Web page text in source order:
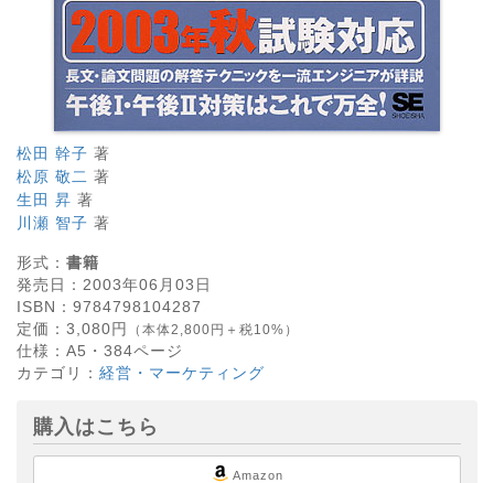
松田 幹子 著
松原 敬二 著
生田 昇 著
川瀬 智子 著
形式： 書籍
発売日： 2003年06月03日
ISBN： 9784798104287
定価： 3,080円 （本体2,800円＋税10%）
仕様： A5・ 384ページ
カテゴリ： 経営・マーケティング
購入はこちら
Amazon